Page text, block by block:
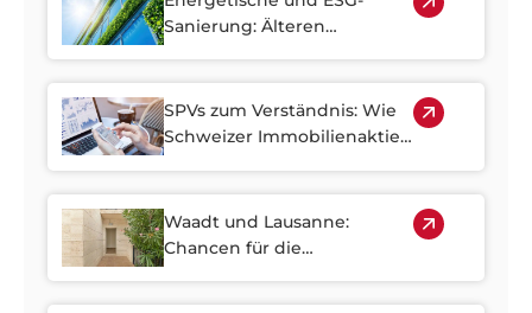
Sanierung: Älteren
Schweiz optimal nutzen
SPVs zum Verständnis: Wie
Schweizer Immobilienaktien
Waadt und Lausanne:
Chancen für die